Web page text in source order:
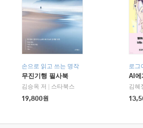
손으로 읽고 쓰는 명작
무진기행 필사북
김승옥 저
스타북스
19,800원
로그
AI에
김혜